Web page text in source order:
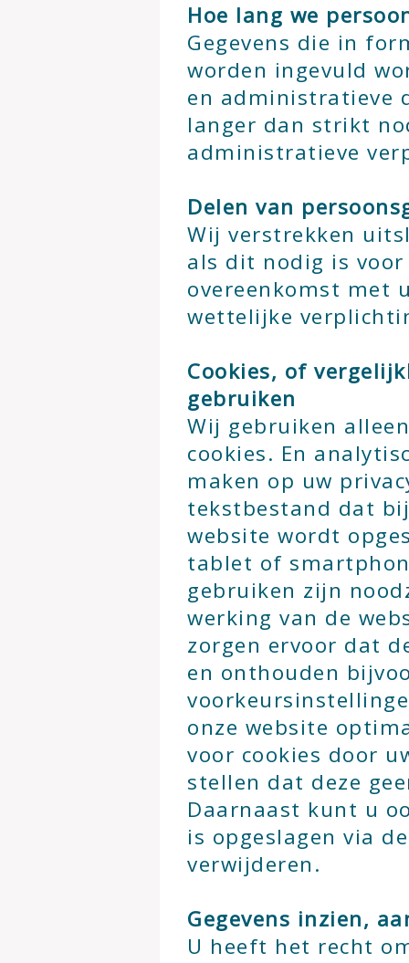
Hoe lang we
Gegevens die in
worden ingevuld
en administratieve
langer dan strikt
administratieve
Delen van
Wij verstrekken
als dit nodig is
overeenkomst met
wettelijke
Cookies, of
gebruiken
Wij gebruiken
cookies. En
maken op uw
tekstbestand dat
website wordt
tablet of
gebruiken zijn
werking van de
zorgen ervoor dat
en onthouden
onze website
voor cookies door
stellen dat deze
Daarnaast kunt u
is opgeslagen via
verwijderen.
Gegevens inzien,
U heeft het recht